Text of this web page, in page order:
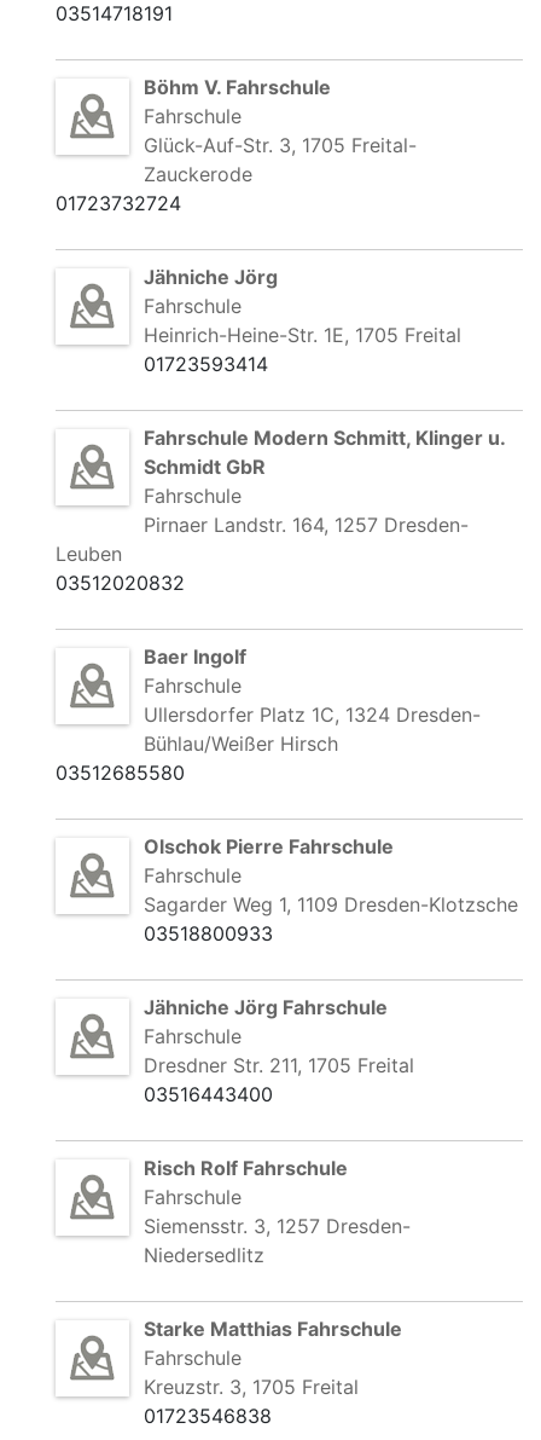
03514718191
Böhm V. Fahrschule
Fahrschule
Glück-Auf-Str. 3, 1705 Freital-
Zauckerode
01723732724
Jähniche Jörg
Fahrschule
Heinrich-Heine-Str. 1E, 1705 Freital
01723593414
Fahrschule Modern Schmitt, Klinger u.
Schmidt GbR
Fahrschule
Pirnaer Landstr. 164, 1257 Dresden-
Leuben
03512020832
Baer Ingolf
Fahrschule
Ullersdorfer Platz 1C, 1324 Dresden-
Bühlau/Weißer Hirsch
03512685580
Olschok Pierre Fahrschule
Fahrschule
Sagarder Weg 1, 1109 Dresden-Klotzsche
03518800933
Jähniche Jörg Fahrschule
Fahrschule
Dresdner Str. 211, 1705 Freital
03516443400
Risch Rolf Fahrschule
Fahrschule
Siemensstr. 3, 1257 Dresden-
Niedersedlitz
Starke Matthias Fahrschule
Fahrschule
Kreuzstr. 3, 1705 Freital
01723546838